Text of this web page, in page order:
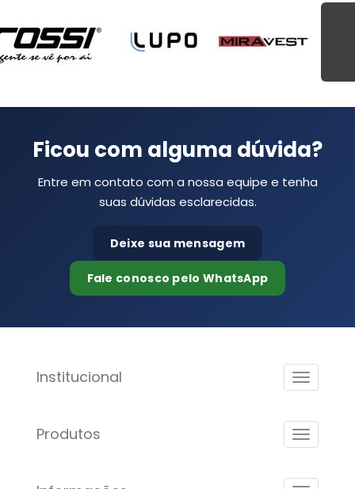
Ficou com alguma dúvida?
Entre em contato com a nossa equipe e tenha
suas dúvidas esclarecidas.
Deixe sua mensagem
Fale conosco pelo WhatsApp
Institucional
Produtos